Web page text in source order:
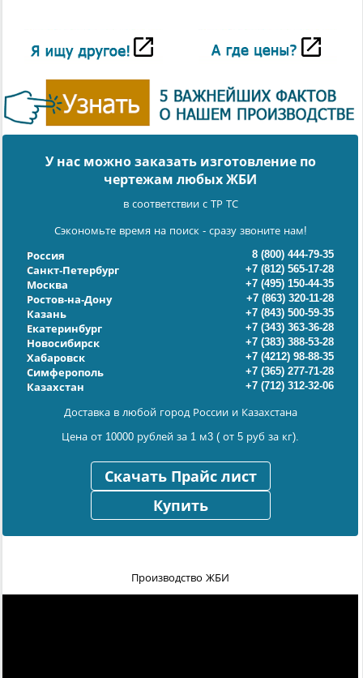
У нас можно заказать изготовление по
чертежам любых ЖБИ
в соответствии с ТР ТС
Сэкономьте время на поиск - сразу звоните нам!
Россия
8 (800) 444-79-35
Санкт-Петербург
+7 (812) 565-17-28
Москва
+7 (495) 150-44-35
Ростов-на-Дону
+7 (863) 320-11-28
Казань
+7 (843) 500-59-35
Екатеринбург
+7 (343) 363-36-28
Новосибирск
+7 (383) 388-53-28
Хабаровск
+7 (4212) 98-88-35
Симферополь
+7 (365) 277-71-28
Казахстан
+7 (712) 312-32-06
Доставка в любой город России и Казахстана
Цена от 10000 рублей за 1 м3 ( от 5 руб за кг).
Скачать Прайс лист
Купить
Производство ЖБИ